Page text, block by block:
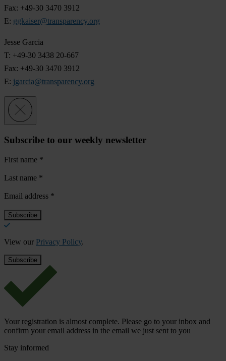
Fax: +49-30 3470 3912
E: ggkaiser@transparency.org
Jesse Garcia
T: +49-30 3438 20-667
Fax: +49-30 3470 3912
E: jgarcia@transparency.org
Subscribe to our weekly newsletter
First name *
Last name *
Email address *
View our Privacy Policy.
Your registration is almost complete. Please go to your inbox and
confirm your email address in the email we just sent to you
Stay informed